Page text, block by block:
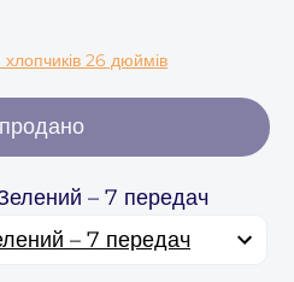
26 дюймів
– 7 передач
– 7 передач